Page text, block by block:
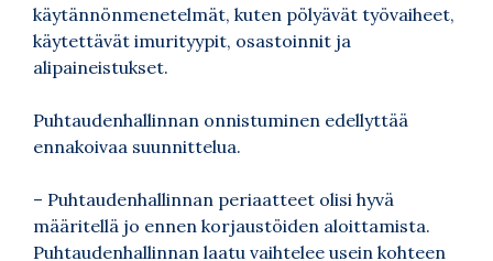
käytännönmenetelmät, kuten pölyävät työvaiheet,
käytettävät imurityypit, osastoinnit ja
alipaineistukset.
Puhtaudenhallinnan onnistuminen edellyttää
ennakoivaa suunnittelua.
– Puhtaudenhallinnan periaatteet olisi hyvä
määritellä jo ennen korjaustöiden aloittamista.
Puhtaudenhallinnan laatu vaihtelee usein kohteen